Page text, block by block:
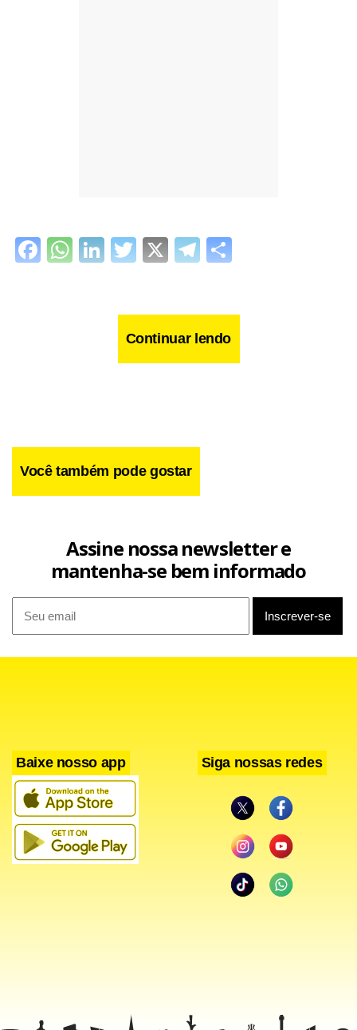
Facebook
WhatsApp
LinkedIn
Twitter
X Telegram
Continuar lendo
Você também pode gostar
Assine nossa newsletter e
mantenha-se bem informado
Baixe nosso app Siga nossas redes